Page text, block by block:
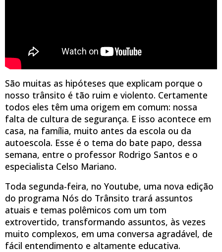
São muitas as hipóteses que explicam porque o
nosso trânsito é tão ruim e violento. Certamente
todos eles têm uma origem em comum: nossa
falta de cultura de segurança. E isso acontece em
casa, na família, muito antes da escola ou da
autoescola. Esse é o tema do bate papo, dessa
semana, entre o professor Rodrigo Santos e o
especialista Celso Mariano.
Toda segunda-feira, no Youtube, uma nova edição
do programa Nós do Trânsito trará assuntos
atuais e temas polêmicos com um tom
extrovertido, transformando assuntos, às vezes
muito complexos, em uma conversa agradável, de
fácil entendimento e altamente educativa.